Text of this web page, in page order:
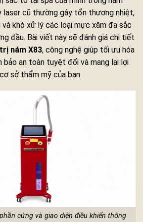
laser cũ thường gây tổn thương nhiệt,
và khó xử lý các loại mực xăm đa sắc
đầu. Bài viết này sẽ đánh giá chi tiết
nám X83, công nghệ giúp tối ưu hóa
bảo an toàn tuyệt đối và mang lại lợi
sở thẩm mỹ của bạn.
cứng và giao diện điều khiển thông